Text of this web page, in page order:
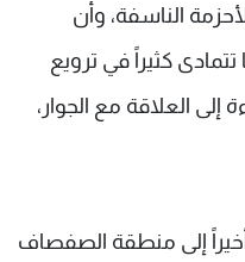
الناسفة، وأن
كثيراً في ترويع
إلى العلاقة مع الجوار،
إلى منطقة الصفصاف